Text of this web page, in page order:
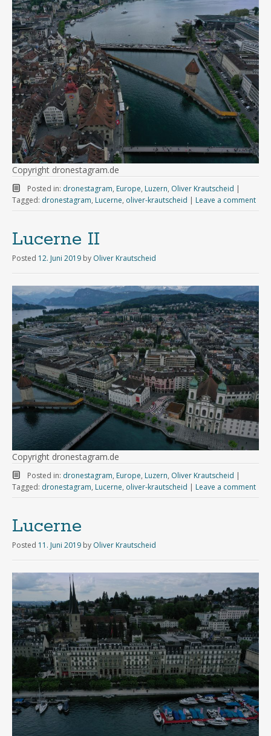
Copyright dronestagram.de
Posted in: dronestagram, Europe, Luzern, Oliver Krautscheid |
Tagged: dronestagram, Lucerne, oliver-krautscheid | Leave a comment
Lucerne II
Posted 12. Juni 2019 by Oliver Krautscheid
Copyright dronestagram.de
Posted in: dronestagram, Europe, Luzern, Oliver Krautscheid |
Tagged: dronestagram, Lucerne, oliver-krautscheid | Leave a comment
Lucerne
Posted 11. Juni 2019 by Oliver Krautscheid